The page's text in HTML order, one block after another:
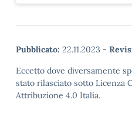
Pubblicato: 22.11.2023 -
Eccetto dove diversamente
stato rilasciato sotto Licenza
Attribuzione 4.0 Italia.